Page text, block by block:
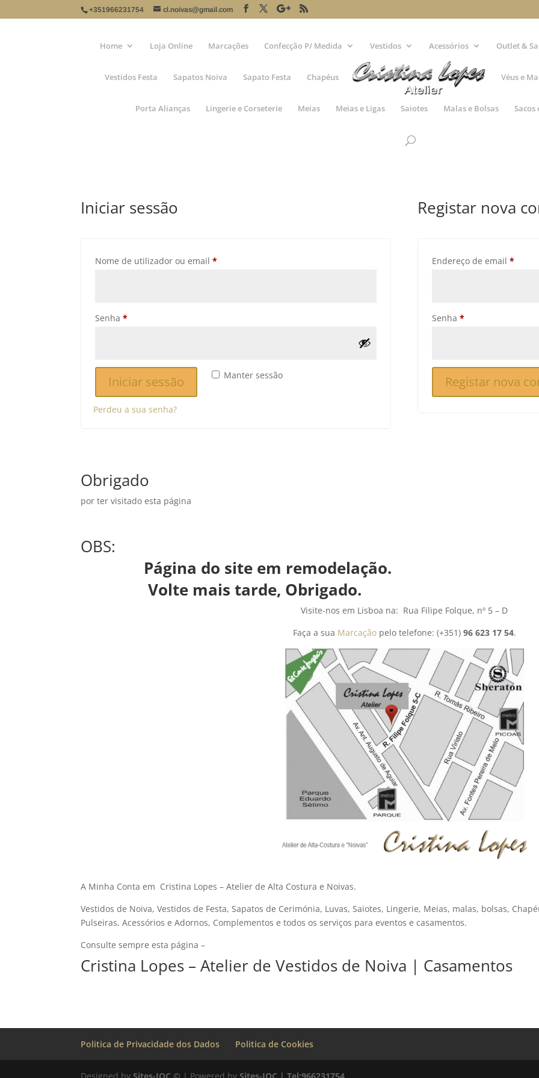
+351966231754 cl.noivas@gmail.com
Home Loja Online Marcações Confecção P/ Medida Vestidos Acessórios Outlet &
Vestidos Festa Sapatos Noiva Sapato Festa Chapéus Véus e
Porta Alianças Lingerie e Corseterie Meias Meias e Ligas Saiotes Malas e Bolsas Sacos
Iniciar sessão
Nome de utilizador ou email*Obrigatório
Senha*Obrigatório
Manter sessão
Iniciar sessão
Perdeu a sua senha?
Registar nova
Endereço de email *
Senha *Obrigatório
Registar nova
Obrigado
por ter visitado esta página
OBS:
Página do site em remodelação.
Volte mais tarde, Obrigado.
Visite-nos em Lisboa na: Rua Filipe Folque, nº 5 – D
Faça a sua Marcaçãopelo telefone: (+351) 96 623 17 54.
A Minha Conta em Cristina Lopes – Atelier de Alta Costura e Noivas.
Vestidos de Noiva, Vestidos de Festa, Sapatos de Cerimónia, Luvas, Saiotes, Lingerie, Meias, malas, bolsas,
Pulseiras, Acessórios e Adornos, Complementos e todos os serviços para eventos e casamentos.
Consulte sempre esta página –
Cristina Lopes – Atelier de Vestidos de Noiva | Casamentos
Politica de Privacidade dos Dados Politica de Cookies